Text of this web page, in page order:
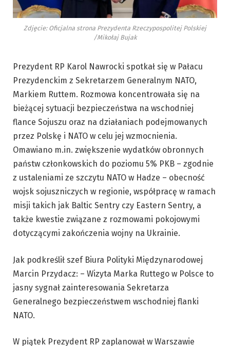
Zdjęcie: Oficjalna strona Prezydenta Rzeczypospolitej Polskiej
/Mikołaj Bujak
Prezydent RP Karol Nawrocki spotkał się w Pałacu
Prezydenckim z Sekretarzem Generalnym NATO,
Markiem Ruttem. Rozmowa koncentrowała się na
bieżącej sytuacji bezpieczeństwa na wschodniej
flance Sojuszu oraz na działaniach podejmowanych
przez Polskę i NATO w celu jej wzmocnienia.
Omawiano m.in. zwiększenie wydatków obronnych
państw członkowskich do poziomu 5% PKB – zgodnie
z ustaleniami ze szczytu NATO w Hadze – obecność
wojsk sojuszniczych w regionie, współpracę w ramach
misji takich jak Baltic Sentry czy Eastern Sentry, a
także kwestie związane z rozmowami pokojowymi
dotyczącymi zakończenia wojny na Ukrainie.
Jak podkreślił szef Biura Polityki Międzynarodowej
Marcin Przydacz: – Wizyta Marka Ruttego w Polsce to
jasny sygnał zainteresowania Sekretarza
Generalnego bezpieczeństwem wschodniej flanki
NATO.
W piątek Prezydent RP zaplanował w Warszawie